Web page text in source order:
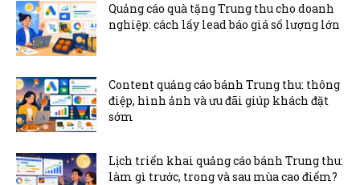
Quảng cáo quà tặng Trung thu cho doanh
nghiệp: cách lấy lead báo giá số lượng lớn
Content quảng cáo bánh Trung thu: thông
điệp, hình ảnh và ưu đãi giúp khách đặt
sớm
Lịch triển khai quảng cáo bánh Trung thu:
làm gì trước, trong và sau mùa cao điểm?